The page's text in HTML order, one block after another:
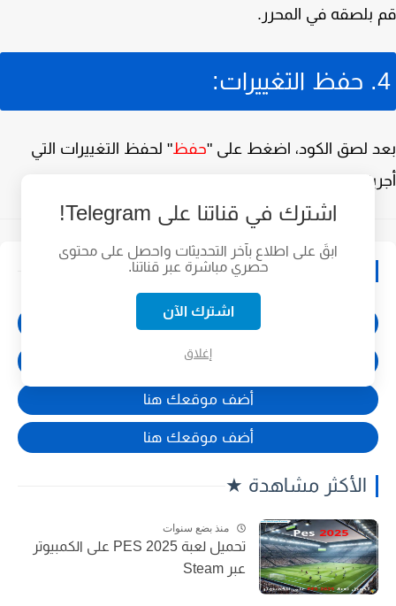
قم بلصقه في المحرر.
4. حفظ التغييرات:
بعد لصق الكود، اضغط على "حفظ" لحفظ التغييرات التي
أجريتها على القالب.
مواقع صديقة
Soft Mohtarif
سوفت المحترف
أضف موقعك هنا
أضف موقعك هنا
الأكثر مشاهدة ★
منذ بضع سنوات
تحميل لعبة PES 2025 على الكمبيوتر
عبر Steam
اشترك في قناتنا على Telegram!
ابقَ على اطلاع بآخر التحديثات واحصل على محتوى
حصري مباشرة عبر قناتنا.
اشترك الآن
إغلاق